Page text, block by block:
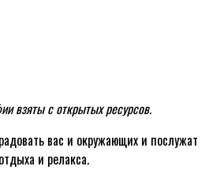
взяты с открытых ресурсов.
вас и окружающих и послужат
и релакса.